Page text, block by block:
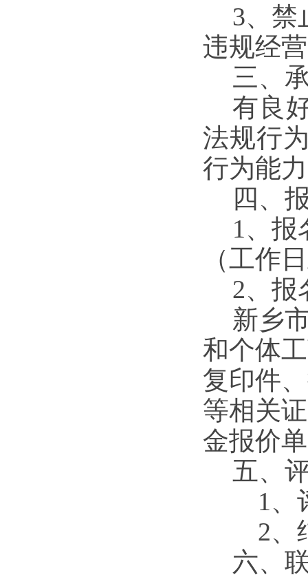
3、 禁
违规经
三、
有良
法规行
行为能
四、
1、 报
（工作日
2、 报
新乡
和个体
复印件
等相关
金报价
五、
1、
2、
六、